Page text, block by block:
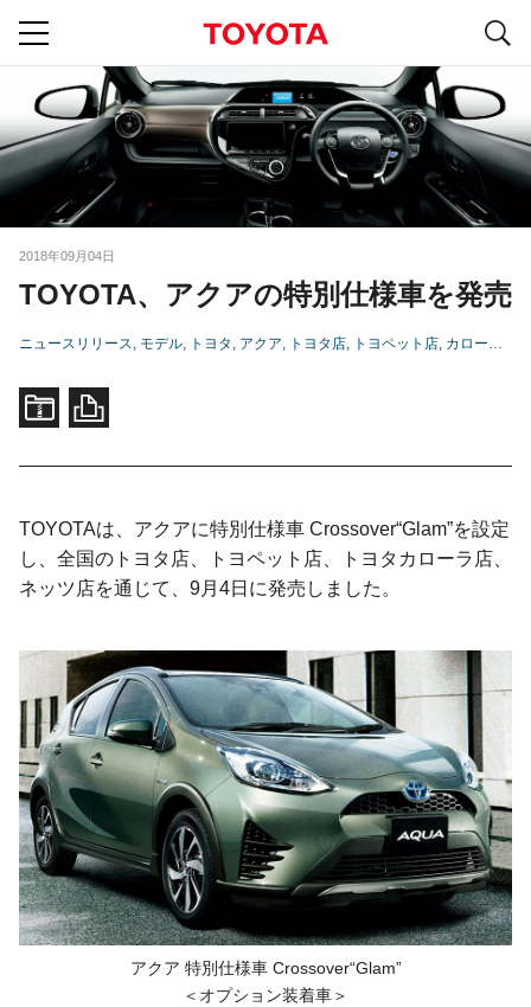
2018年09月04日
TOYOTA、アクアの特別仕様車を発売
ニュースリリース モデル トヨタ アクア トヨタ店 トヨペット店 カローラ店
TOYOTAは、アクアに特別仕様車 Crossover“Glam”を設定
し、全国のトヨタ店、トヨペット店、トヨタカローラ店、
ネッツ店を通じて、9月4日に発売しました。
アクア 特別仕様車 Crossover“Glam”
＜オプション装着車＞